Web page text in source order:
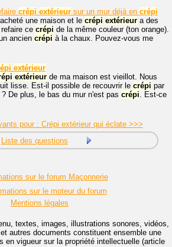
crépi extérieur sur un mur déjà en crépi
une maison et le crépi extérieur a des
ce crépi de la même couleur (ton orange).
ancien crépi à la chaux. Pouvez-vous me
extérieur
extérieur de ma maison est vieillot. Nous
lisse. Est-il possible de recouvrir le crépi par
De plus, le bas du mur n'est pas crépi. Est-ce
pour : Crépi extérieur qui éclate >>>
Liste des questions
sur le forum Maçonnerie
sur le moteur du forum
Mentions légales
textes, images, illustrations sonores, vidéos,
autres documents constituent ensemble une
en vigueur sur la propriété intellectuelle (article